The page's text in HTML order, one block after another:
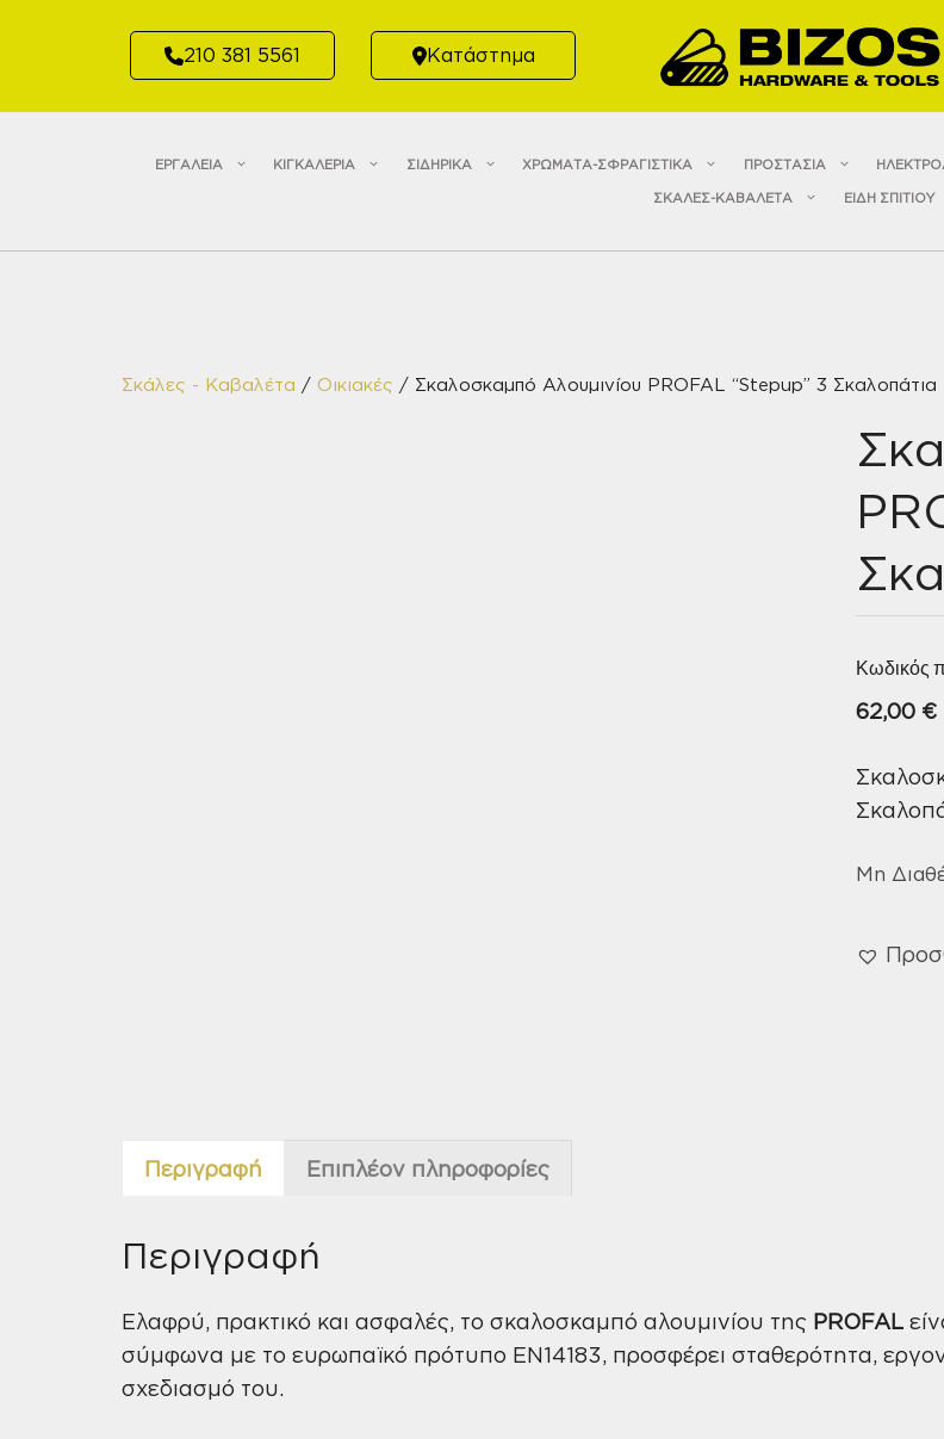
περιεχόμενο
210 381 5561 Κατάστημα
ΕΡΓΑΛΕΙΑ ΚΙΓΚΑΛΕΡΙΑ ΣΙΔΗΡΙΚΑ ΧΡΩΜΑΤΑ-ΣΦΡΑΓΙΣΤΙΚΑ ΠΡΟΣΤΑΣΙΑ
ΣΚΑΛΕΣ-ΚΑΒΑΛΕΤΑ ΕΙΔΗ ΣΠΙΤΙΟΥ
Σκάλες - Καβαλέτα / Οικιακές / Σκαλοσκαμπό Αλουμινίου PROFAL “Stepup” 3 Σκαλοπάτια
Κωδικός
62,00 €
Μη
Περιγραφή Επιπλέον πληροφορίες
Περιγραφή
Ελαφρύ, πρακτικό και ασφαλές, το σκαλοσκαμπό αλουμινίου της PROFAL
σύμφωνα με το ευρωπαϊκό πρότυπο ΕΝ14183, προσφέρει σταθερότητα,
σχεδιασμό του.